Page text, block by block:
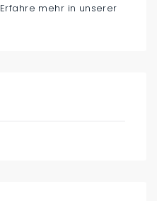
mehr in unserer